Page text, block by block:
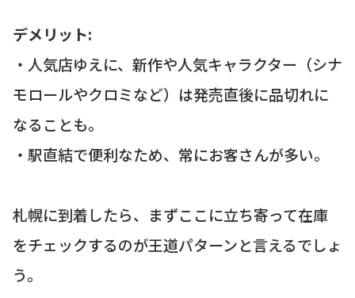
デメリット:
・人気店ゆえに、新作や人気キャラクター（シナ
モロールやクロミなど）は発売直後に品切れに
なることも。
・駅直結で便利なため、常にお客さんが多い。
札幌に到着したら、まずここに立ち寄って在庫
をチェックするのが王道パターンと言えるでしょ
う。